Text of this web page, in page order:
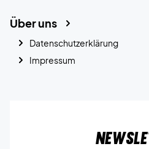
Über uns
Datenschutzerklärung
Impressum